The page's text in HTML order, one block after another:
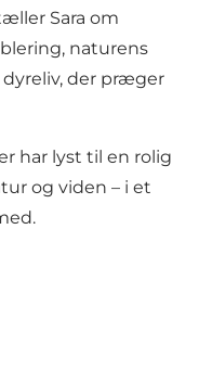
Sara om
naturens
der præger
har lyst til en rolig
og viden – i et